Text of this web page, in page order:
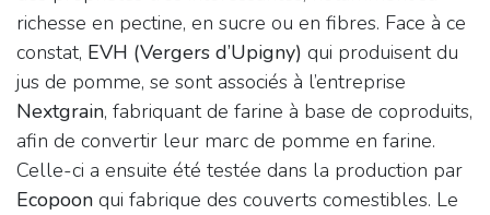
richesse en pectine, en sucre ou en fibres. Face à ce
constat, EVH (Vergers d’Upigny) qui produisent du
jus de pomme, se sont associés à l’entreprise
Nextgrain, fabriquant de farine à base de coproduits,
afin de convertir leur marc de pomme en farine.
Celle-ci a ensuite été testée dans la production par
Ecopoon qui fabrique des couverts comestibles. Le